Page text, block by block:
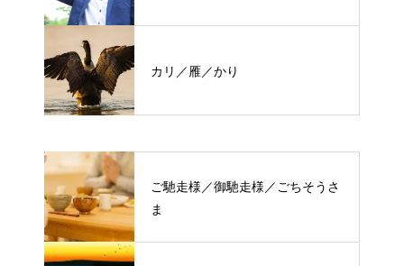
カリ／雁／かり
ご馳走様／御馳走様／ごちそうさ
ま